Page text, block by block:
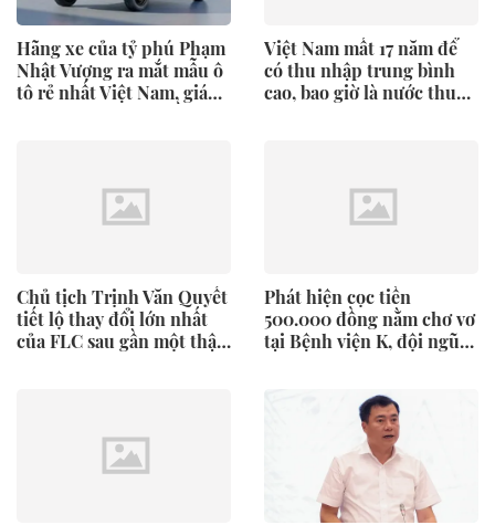
Hãng xe của tỷ phú Phạm
Nhật Vượng ra mắt mẫu ô
tô rẻ nhất Việt Nam, giá
Việt Nam mất 17 năm để
có thu nhập trung bình
cao, bao giờ là nước thu
Chủ tịch Trịnh Văn Quyết
tiết lộ thay đổi lớn nhất
của FLC sau gần một thập
Phát hiện cọc tiền
500.000 đồng nằm chơ vơ
tại Bệnh viện K, đội ngũ